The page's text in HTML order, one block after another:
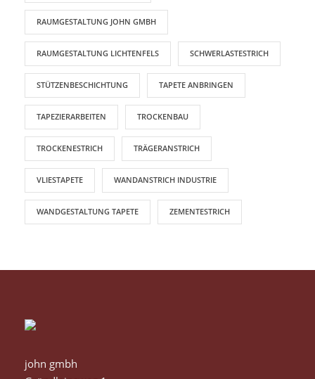
RAUMGESTALTUNG JOHN GMBH
RAUMGESTALTUNG LICHTENFELS SCHWERLASTESTRICH
STÜTZENBESCHICHTUNG TAPETE ANBRINGEN
TAPEZIERARBEITEN TROCKENBAU
TROCKENESTRICH TRÄGERANSTRICH
VLIESTAPETE WANDANSTRICH INDUSTRIE
WANDGESTALTUNG TAPETE ZEMENTESTRICH
john gmbh